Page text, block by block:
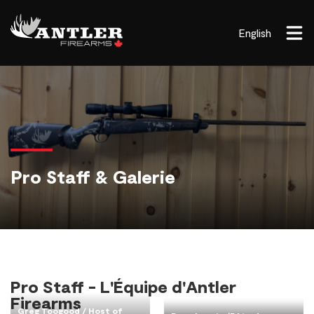
English
Pro Staff & Galerie
Pro Staff - L'Équipe d'Antler
Firearms
Greg Toogood / Host of